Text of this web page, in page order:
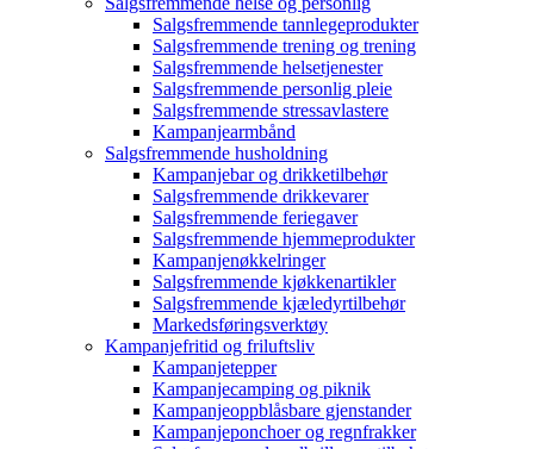
Salgsfremmende tannlegeprodukter
Salgsfremmende trening og trening
Salgsfremmende helsetjenester
Salgsfremmende personlig pleie
Salgsfremmende stressavlastere
Kampanjearmbånd
Salgsfremmende husholdning
Kampanjebar og drikketilbehør
Salgsfremmende drikkevarer
Salgsfremmende feriegaver
Salgsfremmende hjemmeprodukter
Kampanjenøkkelringer
Salgsfremmende kjøkkenartikler
Salgsfremmende kjæledyrtilbehør
Markedsføringsverktøy
Kampanjefritid og friluftsliv
Kampanjetepper
Kampanjecamping og piknik
Kampanjeoppblåsbare gjenstander
Kampanjeponchoer og regnfrakker